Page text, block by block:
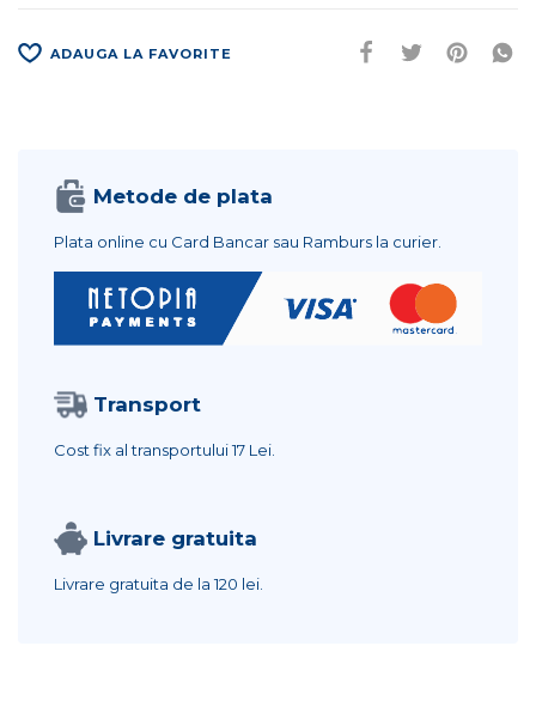
ADAUGA LA FAVORITE
Metode de plata
Plata online cu Card Bancar sau Ramburs la curier.
Transport
Cost fix al transportului17 Lei.
Livrare gratuita
Livrare gratuita de la120 lei.